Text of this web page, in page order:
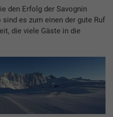
den Erfolg der Savognin
sind es zum einen der gute Ruf
die viele Gäste in die